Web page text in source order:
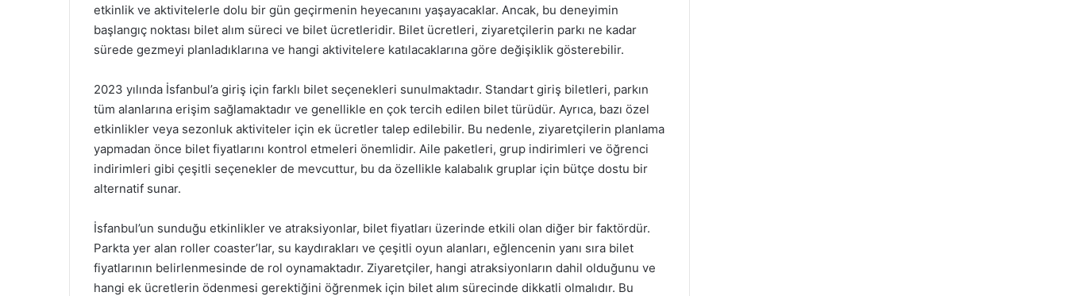
etkinlik ve aktivitelerle dolu bir gün geçirmenin heyecanını yaşayacaklar. Ancak, bu deneyimin
başlangıç noktası bilet alım süreci ve bilet ücretleridir. Bilet ücretleri, ziyaretçilerin parkı ne kadar
sürede gezmeyi planladıklarına ve hangi aktivitelere katılacaklarına göre değişiklik gösterebilir.
2023 yılında İsfanbul’a giriş için farklı bilet seçenekleri sunulmaktadır. Standart giriş biletleri, parkın
tüm alanlarına erişim sağlamaktadır ve genellikle en çok tercih edilen bilet türüdür. Ayrıca, bazı özel
etkinlikler veya sezonluk aktiviteler için ek ücretler talep edilebilir. Bu nedenle, ziyaretçilerin planlama
yapmadan önce bilet fiyatlarını kontrol etmeleri önemlidir. Aile paketleri, grup indirimleri ve öğrenci
indirimleri gibi çeşitli seçenekler de mevcuttur, bu da özellikle kalabalık gruplar için bütçe dostu bir
alternatif sunar.
İsfanbul’un sunduğu etkinlikler ve atraksiyonlar, bilet fiyatları üzerinde etkili olan diğer bir faktördür.
Parkta yer alan roller coaster’lar, su kaydırakları ve çeşitli oyun alanları, eğlencenin yanı sıra bilet
fiyatlarının belirlenmesinde de rol oynamaktadır. Ziyaretçiler, hangi atraksiyonların dahil olduğunu ve
hangi ek ücretlerin ödenmesi gerektiğini öğrenmek için bilet alım sürecinde dikkatli olmalıdır. Bu